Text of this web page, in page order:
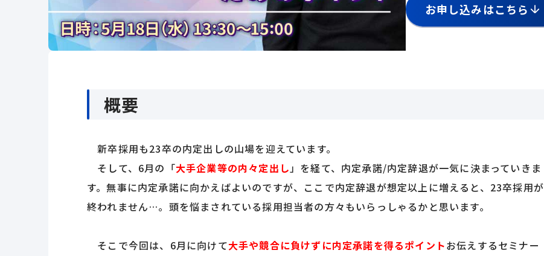
お申し込みはこちら
概要
新卒採用も23卒の内定出しの山場を迎えています。
そして、6月の「大手企業等の内々定出し 」を経て、内定承諾/内定辞退が一気に決まっていきま
す。無事に内定承諾に向かえばよいのですが、ここで内定辞退が想定以上に増えると、23卒採用が
終われません…。頭を悩まされている採用担当者の方々もいらっしゃるかと思います。
そこで今回は、6月に向けて大手や競合に負けずに内定承諾を得るポイントお伝えするセミナー